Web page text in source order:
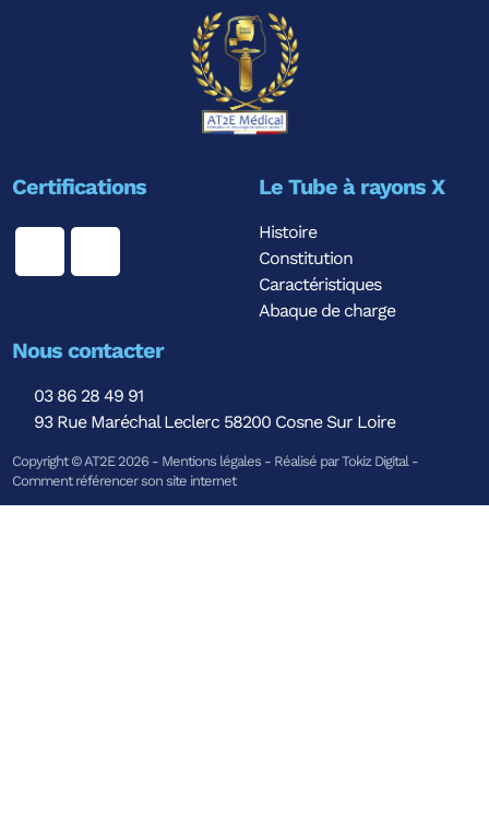
Certifications Le Tube à rayons X
Histoire
Constitution
Caractéristiques
Abaque de charge
Nous contacter
03 86 28 49 91
93 Rue Maréchal Leclerc 58200 Cosne Sur Loire
Copyright © AT2E 2026 - Mentions légales - Réalisé par Tokiz Digital-
Comment référencer son site internet